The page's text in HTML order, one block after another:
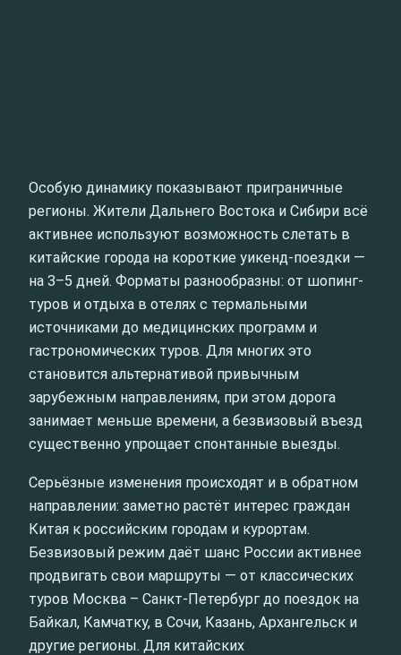
Особую динамику показывают приграничные
регионы. Жители Дальнего Востока и Сибири всё
активнее используют возможность слетать в
китайские города на короткие уикенд-поездки —
на 3–5 дней. Форматы разнообразны: от шопинг-
туров и отдыха в отелях с термальными
источниками до медицинских программ и
гастрономических туров. Для многих это
становится альтернативой привычным
зарубежным направлениям, при этом дорога
занимает меньше времени, а безвизовый въезд
существенно упрощает спонтанные выезды.
Серьёзные изменения происходят и в обратном
направлении: заметно растёт интерес граждан
Китая к российским городам и курортам.
Безвизовый режим даёт шанс России активнее
продвигать свои маршруты — от классических
туров Москва – Санкт-Петербург до поездок на
Байкал, Камчатку, в Сочи, Казань, Архангельск и
другие регионы. Для китайских